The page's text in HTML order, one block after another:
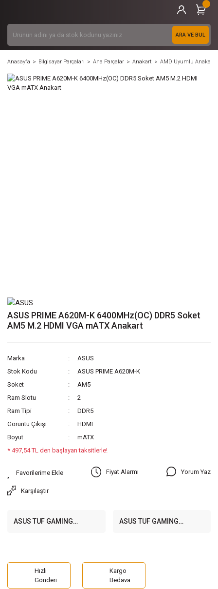
ARA VE BUL
Anasayfa Bilgisayar Parçaları Ana Parçalar Anakart AMD Uyumlu Anakart
ASUS PRIME A620M-K 6400MHz(OC) DDR5 Soket
AM5 M.2 HDMI VGA mATX Anakart
Marka
ASUS
Stok Kodu
ASUS PRIME A620M-K
Soket
AM5
Ram Slotu
2
Ram Tipi
DDR5
Görüntü Çıkışı
HDMI
Boyut
mATX
* 497,54 TL den başlayan taksitlerle!
Fiyat Alarmı Yorum Yaz
Karşılaştır
ASUS TUF GAMING
Anakart
ASUS TUF GAMING
Anakart
Hızlı
Gönderi
Kargo
Bedava